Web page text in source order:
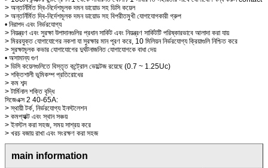
> অন্তর্নির্মিত দ্বি-নির্দেশমূলক দমন ডায়োড সহ ডিসি কয়েল
> অন্তর্নির্মিত দ্বি-নির্দেশমূলক দমন ডায়োড সহ বিপরীতমুখী যোগাযোগকারী গ্রুপ
• নিরাপদ এবং নির্ভরযোগ্য
> নিয়ন্ত্রণ এবং সুরক্ষা উপাদানগুলির প্রধান সার্কিট এবং নিয়ন্ত্রণ সার্কিটটি পরিষ্কারভাবে আলাদা করা যায়
> মিররযুক্ত যোগাযোগের নকশা যা সুরক্ষার মান পূরণ করে, 10 মিলিয়ন নির্ভরযোগ্য ক্রিয়াগুলি নিশ্চিত করে
> সুরক্ষামূলক কভার যোগাযোগের দুর্ঘটনাজনিত যোগাযোগকে বাধা দেয়
• অসামান্য গুণ
> ডিসি কয়েলগুলিতে বিস্তৃত কন্ট্রোল ভোল্টেজ রয়েছে (0.7 ~ 1.25Uc)
> শক্তিশালী ভূমিকম্প প্রতিরোধের
> কম শব্দ
> টার্মিনাল শক্তি বৃদ্ধি
সিজেএক্স 2 40-65A:
> স্থায়ী টর্ক, নির্ভরযোগ্য ইনস্টলেশন
> কমপ্যাক্ট এবং স্থান সঞ্চয়
> ইনস্টল করা সহজ, সময় সাশ্রয় করে
> খরচ বজায় রাখা এবং সংরক্ষণ করা সহজ
main information